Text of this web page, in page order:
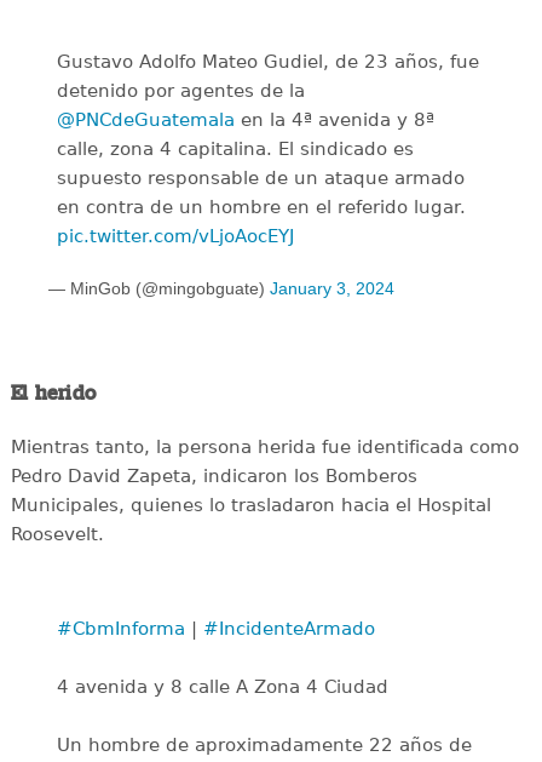
Gustavo Adolfo Mateo Gudiel, de 23 años, fue
detenido por agentes de la
@PNCdeGuatemala en la 4ª avenida y 8ª
calle, zona 4 capitalina. El sindicado es
supuesto responsable de un ataque armado
en contra de un hombre en el referido lugar.
pic.twitter.com/vLjoAocEYJ
— MinGob (@mingobguate) January 3, 2024
El herido
Mientras tanto, la persona herida fue identificada como
Pedro David Zapeta, indicaron los Bomberos
Municipales, quienes lo trasladaron hacia el Hospital
Roosevelt.
#CbmInforma | #IncidenteArmado
4 avenida y 8 calle A Zona 4 Ciudad
Un hombre de aproximadamente 22 años de